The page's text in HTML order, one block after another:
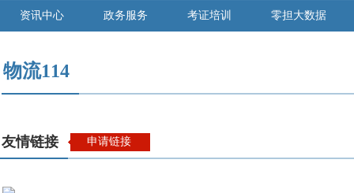
资讯中心 政务服务 考证培训 零担大数据
物流114
友情链接 申请链接